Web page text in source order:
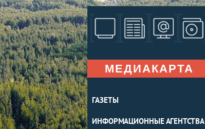
МЕДИАКАРТА
ГАЗЕТЫ
ИНФОРМАЦИОННЫЕ АГЕНТСТВА